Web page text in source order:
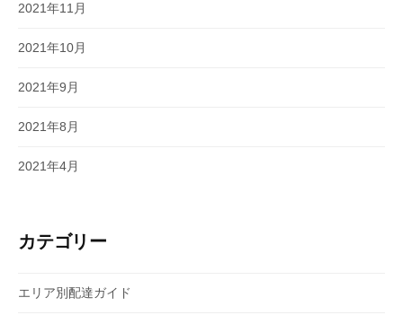
2021年11月
2021年10月
2021年9月
2021年8月
2021年4月
カテゴリー
エリア別配達ガイド